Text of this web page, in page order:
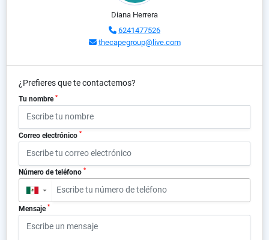
Diana Herrera
6241477526
thecapegroup@live.com
¿Prefieres que te contactemos?
Tu nombre *
Correo electrónico *
Número de teléfono *
▼
Mensaje *